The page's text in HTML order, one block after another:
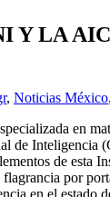
Y LA
, Noticias México,
en
Inteligencia
de esta
por
en el